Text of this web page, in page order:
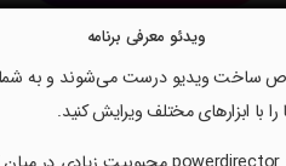
ویدئو معرفی برنامه
ساخت ویدیو درست می‌شوند و به
با ابزارهای مختلف ویرایش کنید.